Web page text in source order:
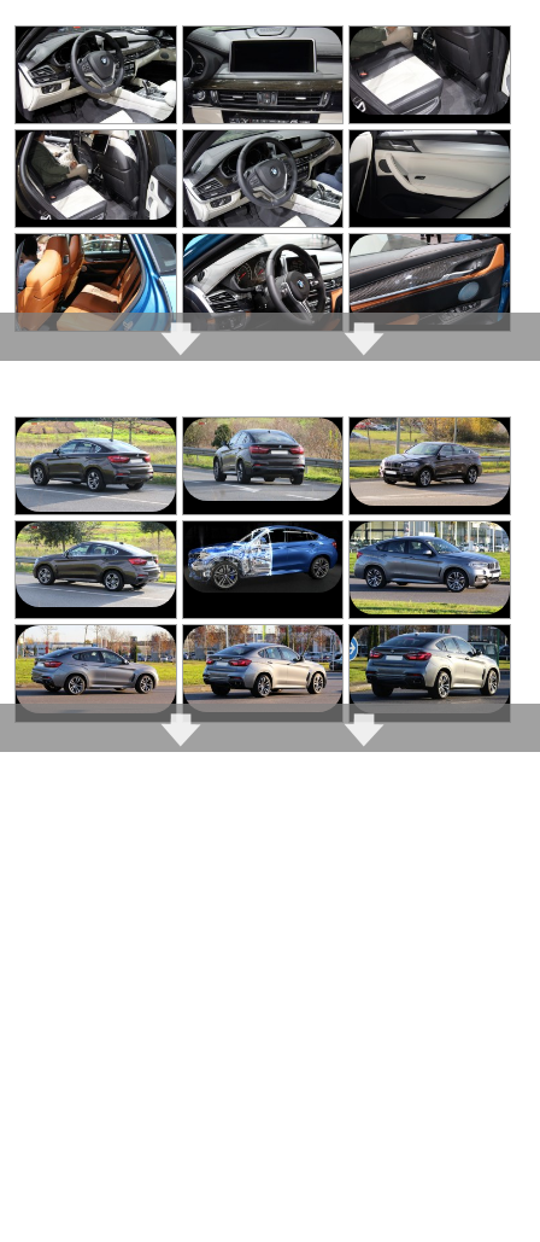
non plus un chef sur ce
chapitre
Choix de coloris
intérieurs assez variés
et même osés pour
certains. Je plussoie
cette diversité
Coffre / habitabilité très
généreux même si le
toit plongeant vous
fera perdre l'espace au
dessus de la plage
Motorisations toutes
au top, il n'y a rien à
jeter ici puisqu'il
s'abstient d'adopter le
2.0 diesel que le X5 se
coltine
et rappellent les BMW
"de base" comme les
Série 1 par exemple
Habitabilité arrière
bonne mais conçue
principalement pour
deux
Image qui reste
toujours un peu
arrogante ... Les
regards portés sur vous
ne sont donc pas
Décote très élevée
Sensations de conduite
aseptisées, mais c'est
normal et la clientèle
serait très mécontente
d'avoir la moindre
rusticité à bord
Mode "tout sport" ou
"tout confort"
uniquement (sauf X6M),
pas moyen de
paramétrer comme
Commenter cet avis
(Votre post sera visible sous le commentaire
après validation)
Tous les autresavis >>